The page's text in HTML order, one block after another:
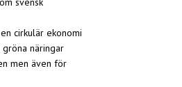
cirkulär ekonomi
näringar
men även för